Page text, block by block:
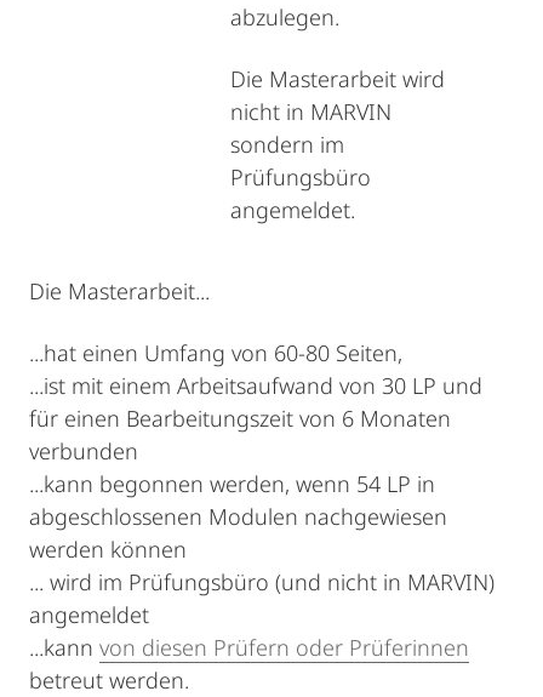
abzulegen.
Die Masterarbeit wird
nicht in MARVIN
sondern im
Prüfungsbüro
angemeldet.
Die Masterarbeit...
...hat einen Umfang von 60-80 Seiten,
...ist mit einem Arbeitsaufwand von 30 LP und
für einen Bearbeitungszeit von 6 Monaten
verbunden
...kann begonnen werden, wenn 54 LP in
abgeschlossenen Modulen nachgewiesen
werden können
... wird im Prüfungsbüro (und nicht in MARVIN)
angemeldet
...kann von diesen Prüfern oder Prüferinnen
betreut werden.